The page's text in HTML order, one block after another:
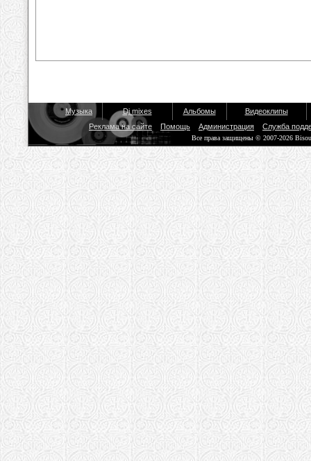
Музыка Dj mixes Альбомы
Видеоклипы
Реклама на сайте
Помощь Администрация Служба
Все права защищены © 2007-2026